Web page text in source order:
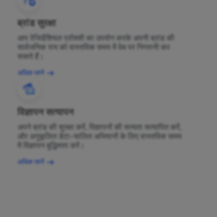
ब्रांड सुरक्षा
आप रेजिडेंशियल प्रॉक्सी का उपयोग करके अपनी ब्रांड की
सार्वजनिक राय को वास्तविक समय में वेब पर निगरानी कर
सकते हैं।
अधिक जानें
विज्ञापन सत्यापन
अपने ब्रांड की सुरक्षा करें, विज्ञापनों की सत्यता सत्यापित करें,
और अनुकूलित डेटा-चालित अभियानों के लिए वास्तविक समय
में विज्ञापन बुद्धिमत्ता करें।
अधिक जानें